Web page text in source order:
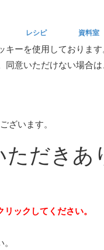
レシピ
Recipe
資料室
Reference
ーを使用しておりま
意いただけない場合
ざいます。
だきあ
リックしてください。